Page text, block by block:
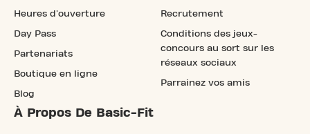
Heures d'ouverture
Day Pass
Partenariats
Boutique en ligne
Blog
Recrutement
Conditions des jeux-
concours au sort sur les
réseaux sociaux
Parrainez vos amis
À Propos De Basic-Fit